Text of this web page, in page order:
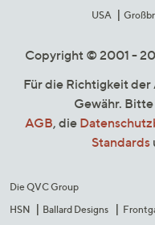
USA
Copyright © 2001 -
Für die Richtigkeit
Gewähr.
AGB, die
Standards
Die QVC Group
HSN
Ballard Designs